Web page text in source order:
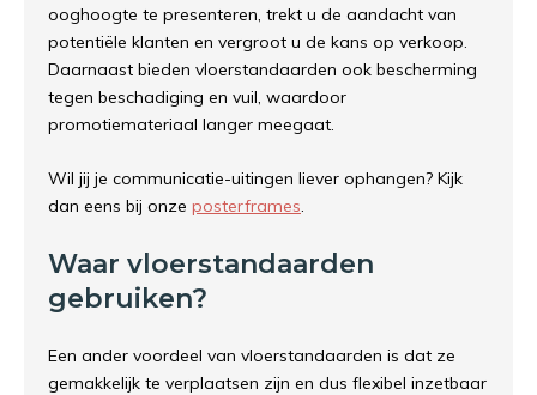
ooghoogte te presenteren, trekt u de aandacht van
potentiële klanten en vergroot u de kans op verkoop.
Daarnaast bieden vloerstandaarden ook bescherming
tegen beschadiging en vuil, waardoor
promotiemateriaal langer meegaat.
Wil jij je communicatie-uitingen liever ophangen? Kijk
dan eens bij onze posterframes.
Waar vloerstandaarden
gebruiken?
Een ander voordeel van vloerstandaarden is dat ze
gemakkelijk te verplaatsen zijn en dus flexibel inzetbaar